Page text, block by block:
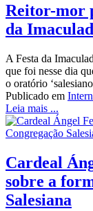
Reitor-mor
da
A Festa da
que foi nesse dia
o oratório
Publicado em
Leia mais ...
Cardeal
sobre a
Salesiana